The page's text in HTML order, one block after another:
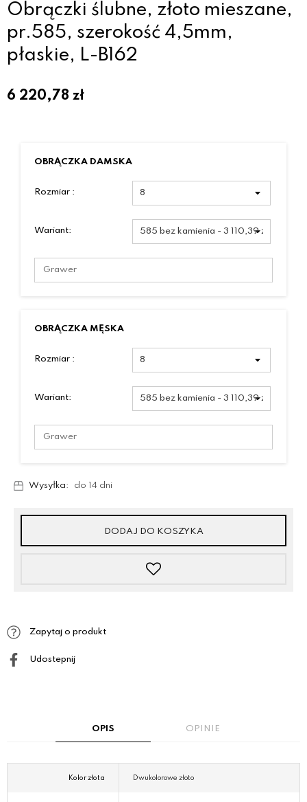
Obrączki ślubne, złoto mieszane,
pr.585, szerokość 4,5mm,
płaskie, L-B162
6 220,78 zł
OBRĄCZKA DAMSKA
Rozmiar :
Wariant:
OBRĄCZKA MĘSKA
Rozmiar :
Wariant:
Wysyłka: do 14 dni
DODAJ DO KOSZYKA
Zapytaj o produkt
Udostepnij
OPIS OPINIE
Kolor złota Dwukolorowe złoto